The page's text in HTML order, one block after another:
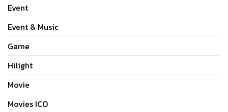
Event
Event & Music
Game
Hilight
Movie
Movies ICO